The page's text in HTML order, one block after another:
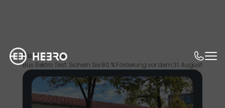
Home News
Bus Elektro Test: Sichern Sie 80 % Förderung vor dem 31. August 2025